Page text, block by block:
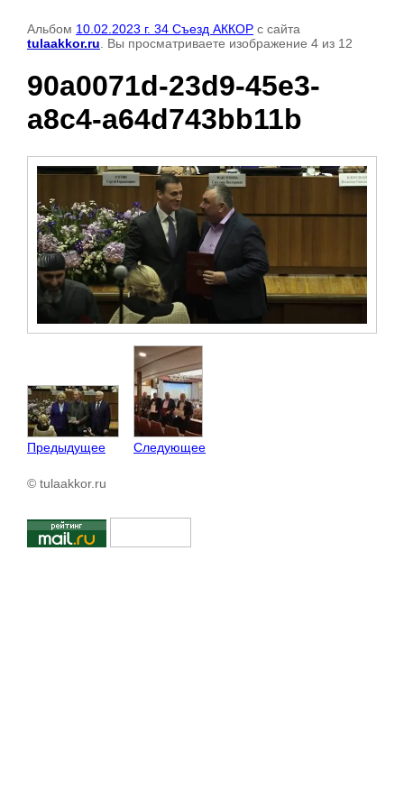
Альбом 10.02.2023 г. 34 Съезд АККОР с сайта
tulaakkor.ru . Вы просматриваете изображение 4 из 12
90a0071d-23d9-45e3-
a8c4-a64d743bb11b
Предыдущее Следующее
© tulaakkor.ru